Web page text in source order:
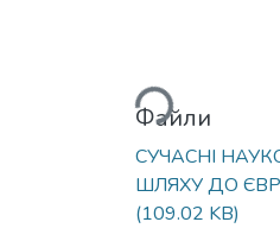
Вантажиться...
Файли
СУЧАСНІ
ШЛЯХУ ДО
(109.02 KB)